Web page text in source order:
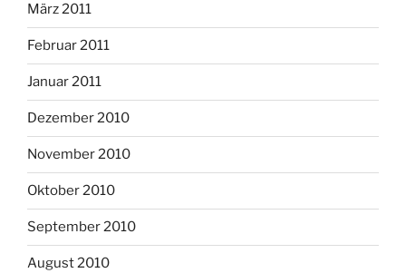
März 2011
Februar 2011
Januar 2011
Dezember 2010
November 2010
Oktober 2010
September 2010
August 2010